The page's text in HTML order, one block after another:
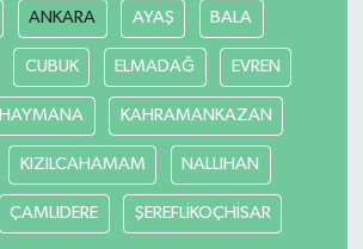
ANKARA AYAŞ BALA
CUBUK ELMADAĞ EVREN
HAYMANA KAHRAMANKAZAN
KIZILCAHAMAM NALLIHAN
ÇAMLIDERE ŞEREFLİKOÇHİSAR